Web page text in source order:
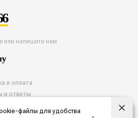
или напишите нам
и оплата
и ответы
файлы для удобства